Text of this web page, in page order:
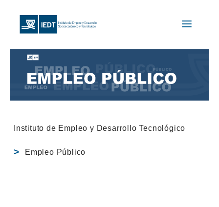
Instituto de Empleo y Desarrollo Tecnológico
Empleo Público